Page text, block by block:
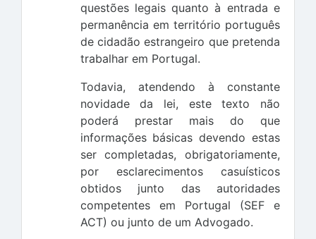
questões legais quanto à entrada e
permanência em território português
de cidadão estrangeiro que pretenda
trabalhar em Portugal.
Todavia, atendendo à constante
novidade da lei, este texto não
poderá prestar mais do que
informações básicas devendo estas
ser completadas, obrigatoriamente,
por esclarecimentos casuísticos
obtidos junto das autoridades
competentes em Portugal (SEF e
ACT) ou junto de um Advogado.